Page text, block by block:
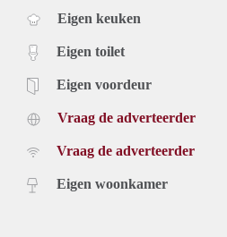
Eigen keuken
Eigen toilet
Eigen voordeur
Vraag de adverteerder
Vraag de adverteerder
Eigen woonkamer